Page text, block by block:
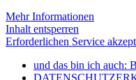
Mehr Informationen
Inhalt entsperren
Erforderlichen Service
und das bin ich auch: